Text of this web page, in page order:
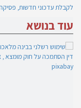
לקבלת עדכוני חדשות,
עוד בנושא